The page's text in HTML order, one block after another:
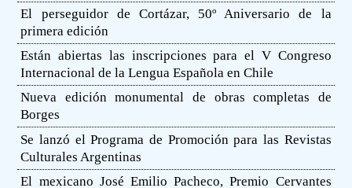
El perseguidor de Cortázar, 50º Aniversario de la
primera edición
Están abiertas las inscripciones para el V Congreso
Internacional de la Lengua Española en Chile
Nueva edición monumental de obras completas de
Borges
Se lanzó el Programa de Promoción para las Revistas
Culturales Argentinas
El mexicano José Emilio Pacheco, Premio Cervantes